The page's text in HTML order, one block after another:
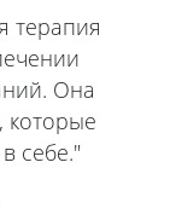
терапия
Она
которые
себе."